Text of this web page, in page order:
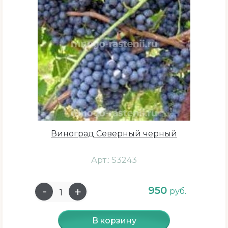
Виноград Северный черный
Арт.: S3243
950 руб.
В корзину
Ирга
Йошта
Калина садовая
Кизил
Крыжовник
Малина
Облепиха
Рябина черноплодная
Смородина
Черника
Шиповник